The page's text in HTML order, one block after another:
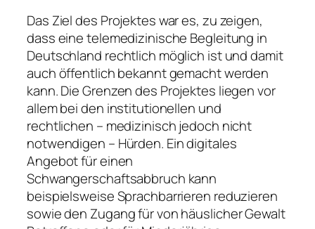
Das Ziel des Projektes war es, zu zeigen,
dass eine telemedizinische Begleitung in
Deutschland rechtlich möglich ist und damit
auch öffentlich bekannt gemacht werden
kann. Die Grenzen des Projektes liegen vor
allem bei den institutionellen und
rechtlichen – medizinisch jedoch nicht
notwendigen – Hürden. Ein digitales
Angebot für einen
Schwangerschaftsabbruch kann
beispielsweise Sprachbarrieren reduzieren
sowie den Zugang für von häuslicher Gewalt